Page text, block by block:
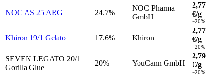
NOC AS 25 ARG 24.7%
NOC Pharma
GmbH
2,77
€/g
−20%
Khiron 19/1 Gelato 17.6% Khiron
2,77
€/g
−20%
SEVEN LEGATO 20/1
Gorilla Glue
20% YouCann GmbH
2,79
€/g
−20%